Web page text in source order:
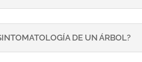
DE UN ÁRBOL?